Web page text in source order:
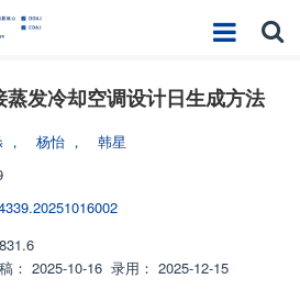
发冷却空调设计日生成方法
， 杨怡 ，
韩星
： 2025-10-16 录用： 2025-12-15